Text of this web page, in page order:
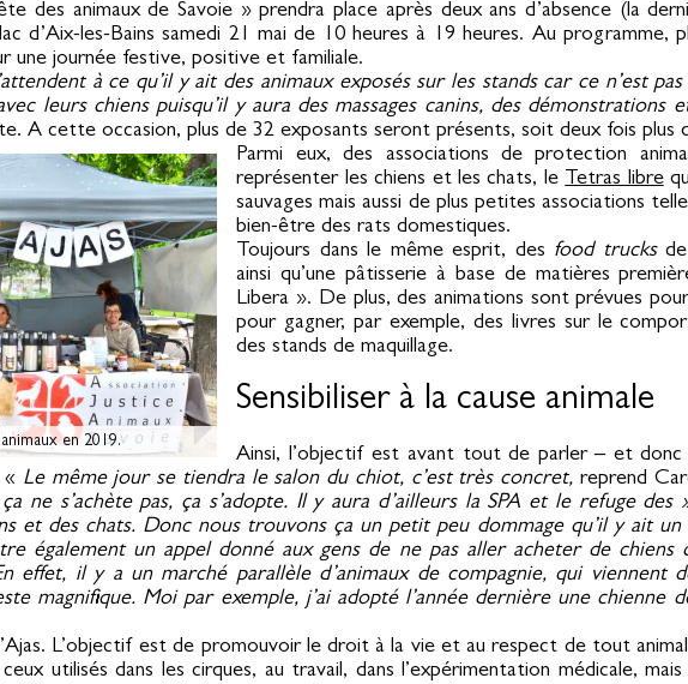
des animaux de Savoie » prendra place après deux ans d’absence (la
d’Aix-les-Bains samedi 21 mai de 10 heures à 19 heures. Au programme,
une journée festive, positive et familiale.
à ce qu’il y ait des animaux exposés sur les stands car ce n’est
leurs chiens puisqu’il y aura des massages canins, des démonstrations
A cette occasion, plus de 32 exposants seront présents, soit deux fois plus
en 2019.
Parmi eux, des associations de protection
représenter les chiens et les chats, leTetras libre
sauvages mais aussi de plus petites associations
bien-être des rats domestiques.
Toujours dans le même esprit, des food trucksde
ainsi qu’une pâtisserie à base de matières
Libera ». De plus, des animations sont prévues
pour gagner, par exemple, des livres sur le
des stands de maquillage.
Sensibiliser à la cause animale
Ainsi, l’objectif est avant tout de parler – et donc
« Le même jour se tiendra le salon du chiot, c’est très concret, reprend
ne s’achète pas, ça s’adopte. Il y aura d’ailleurs la SPA et le refuge des
et des chats. Donc nous trouvons ça un petit peu dommage qu’il y ait
également un appel donné aux gens de ne pas aller acheter de chiens
effet, il y a un marché parallèle d’animaux de compagnie, qui viennent
magnifique. Moi par exemple, j’ai adopté l’année dernière une
L’objectif est de promouvoir le droit à la vie et au respect de tout
utilisés dans les cirques, au travail, dans l’expérimentation médicale,